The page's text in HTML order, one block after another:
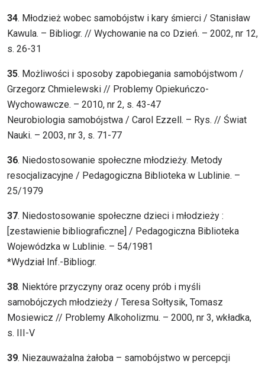
34. Młodzież wobec samobójstw i kary śmierci / Stanisław
Kawula. – Bibliogr. // Wychowanie na co Dzień. – 2002, nr 12,
s. 26-31
35. Możliwości i sposoby zapobiegania samobójstwom /
Grzegorz Chmielewski // Problemy Opiekuńczo-
Wychowawcze. – 2010, nr 2, s. 43-47
Neurobiologia samobójstwa / Carol Ezzell. – Rys. // Świat
Nauki. – 2003, nr 3, s. 71-77
36. Niedostosowanie społeczne młodzieży. Metody
resocjalizacyjne / Pedagogiczna Biblioteka w Lublinie. –
25/1979
37. Niedostosowanie społeczne dzieci i młodzieży :
[zestawienie bibliograficzne] / Pedagogiczna Biblioteka
Wojewódzka w Lublinie. – 54/1981
*Wydział Inf.-Bibliogr.
38. Niektóre przyczyny oraz oceny prób i myśli
samobójczych młodzieży / Teresa Sołtysik, Tomasz
Mosiewicz // Problemy Alkoholizmu. – 2000, nr 3, wkładka,
s. III-V
39. Niezauważalna żałoba – samobójstwo w percepcji